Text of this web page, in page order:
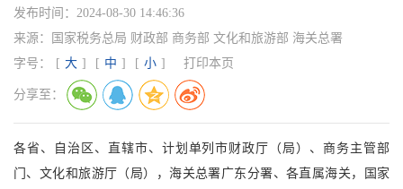
发布时间： 2024-08-30 14:46:36
来源：
国家税务总局 财政部 商务部 文化和旅游部 海关总署
字号：
[ 大 ] [ 中 ] [ 小 ] 打印本页
分享至：
各省、自治区、直辖市、计划单列市财政厅（局）、商务主管部
门、文化和旅游厅（局），海关总署广东分署、各直属海关，国家